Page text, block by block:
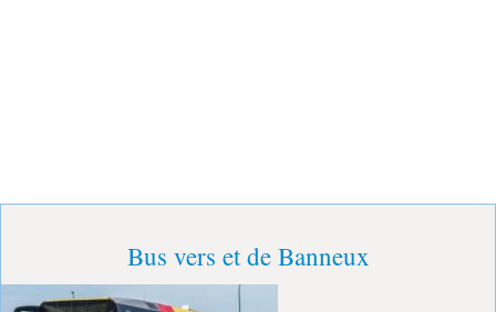
Bus vers et de Banneux